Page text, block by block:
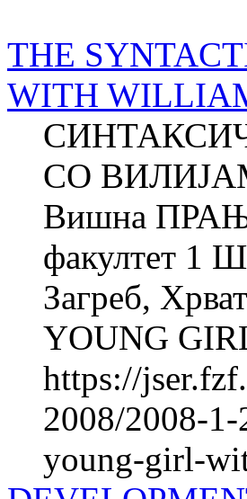
THE
WITH
СО
Вишна
факултет 1
Загреб,
YOUNG
https://
2008/2008-
young-girl-